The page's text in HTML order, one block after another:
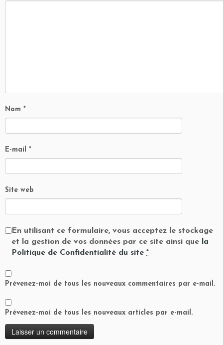
Nom *
E-mail *
Site web
En utilisant ce formulaire, vous acceptez le stockage
et la gestion de vos données par ce site ainsi que
la
Politique de Confidentialité du site *
Prévenez-moi de tous les nouveaux commentaires par e-mail.
Prévenez-moi de tous les nouveaux articles par e-mail.